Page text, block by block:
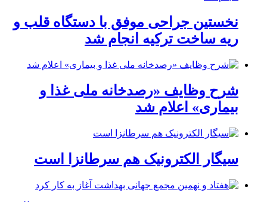
نخستین جراحی موفق با دستگاه قلب و
ریه ساخت ترکیه انجام شد
شرح وظایف «رصدخانه ملی غذا و
بیماری» اعلام شد
سیگار الکترونیک هم سرطانزا است